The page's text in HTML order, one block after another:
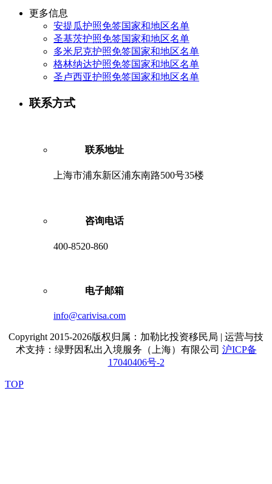
更多信息
安提瓜护照免签国家和地区名单
圣基茨护照免签国家和地区名单
多米尼克护照免签国家和地区名单
格林纳达护照免签国家和地区名单
圣卢西亚护照免签国家和地区名单
联系方式
联系地址
上海市浦东新区浦东南路500号35楼
咨询电话
400-8520-860
电子邮箱
info@carivisa.com
Copyright 2015-2026版权归属：加勒比投资移民局 | 运营与技
术支持：绿野因私出入境服务（上海）有限公司 沪ICP备
17040406号-2
TOP